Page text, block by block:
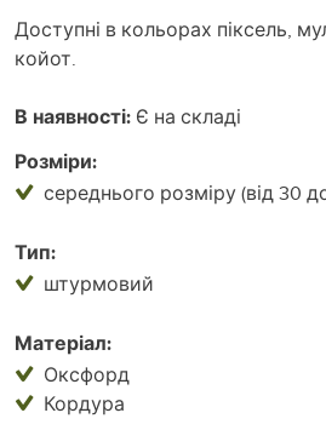
Доступні в кольорах піксель,
койот.
В наявності: Є на складі
Розміри:
середнього розміру (від 30
Тип:
штурмовий
Матеріал:
Оксфорд
Кордура